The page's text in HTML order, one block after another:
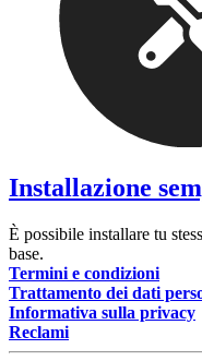
Installazione
È possibile installare tu
base.
Termini e condizioni
Trattamento dei dati
Informativa sulla privacy
Reclami